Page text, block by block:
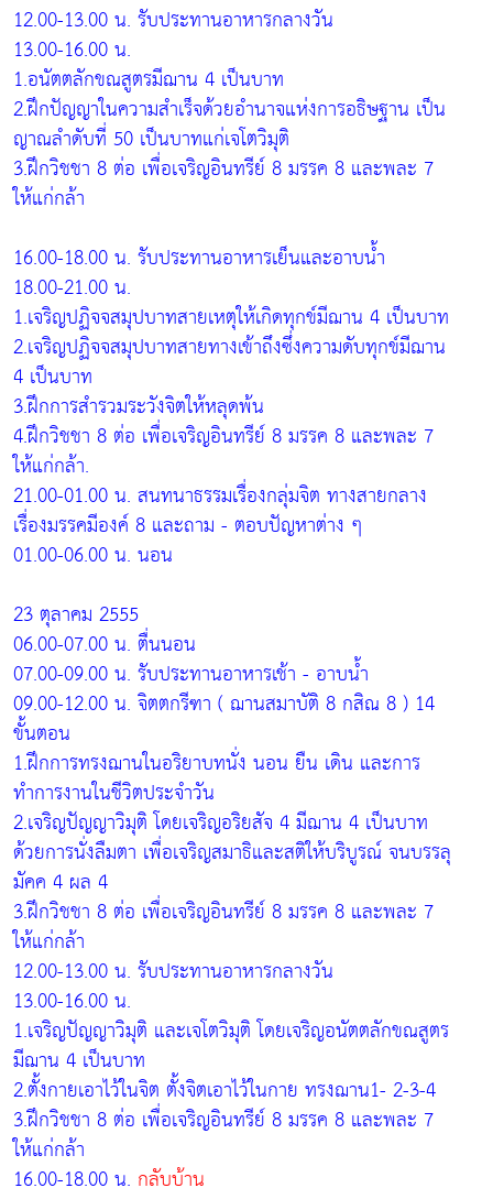
12.00-13.00 น. รับประทานอาหารกลางวัน
13.00-16.00 น.
1.อนัตตลักขณสูตรมีฌาน 4 เป็นบาท
2.ฝึกปัญญาในความสำเร็จด้วยอำนาจแห่งการอธิษฐาน เป็น
ญาณลำดับที่ 50 เป็นบาทแก่เจโตวิมุติ
3.ฝึกวิชชา 8 ต่อ เพื่อเจริญอินทรีย์ 8 มรรค 8 และพละ 7
ให้แก่กล้า
16.00-18.00 น. รับประทานอาหารเย็นและอาบน้ำ
18.00-21.00 น.
1.เจริญปฏิจจสมุปบาทสายเหตุให้เกิดทุกข์มีฌาน 4 เป็นบาท
2.เจริญปฏิจจสมุปบาทสายทางเข้าถึงซึ่งความดับทุกข์มีฌาน
4 เป็นบาท
3.ฝึกการสำรวมระวังจิตให้หลุดพ้น
4.ฝึกวิชชา 8 ต่อ เพื่อเจริญอินทรีย์ 8 มรรค 8 และพละ 7
ให้แก่กล้า.
21.00-01.00 น. สนทนาธรรมเรื่องกลุ่มจิต ทางสายกลาง
เรื่องมรรคมีองค์ 8 และถาม - ตอบปัญหาต่าง ๆ
01.00-06.00 น. นอน
23 ตุลาคม 2555
06.00-07.00 น. ตื่นนอน
07.00-09.00 น. รับประทานอาหารเช้า - อาบน้ำ
09.00-12.00 น. จิตตกรีฑา ( ฌานสมาบัติ 8 กสิณ 8 ) 14
ขั้นตอน
1.ฝึกการทรงฌานในอริยาบทนั่ง นอน ยืน เดิน และการ
ทำการงานในชีวิตประจำวัน
2.เจริญปัญญาวิมุติ โดยเจริญอริยสัจ 4 มีฌาน 4 เป็นบาท
ด้วยการนั่งลืมตา เพื่อเจริญสมาธิและสติให้บริบูรณ์ จนบรรลุ
มัคค 4 ผล 4
3.ฝึกวิชชา 8 ต่อ เพื่อเจริญอินทรีย์ 8 มรรค 8 และพละ 7
ให้แก่กล้า
12.00-13.00 น. รับประทานอาหารกลางวัน
13.00-16.00 น.
1.เจริญปัญญาวิมุติ และเจโตวิมุติ โดยเจริญอนัตตลักขณสูตร
มีฌาน 4 เป็นบาท
2.ตั้งกายเอาไว้ในจิต ตั้งจิตเอาไว้ในกาย ทรงฌาน1- 2-3-4
3.ฝึกวิชชา 8 ต่อ เพื่อเจริญอินทรีย์ 8 มรรค 8 และพละ 7
ให้แก่กล้า
16.00-18.00 น. กลับบ้าน